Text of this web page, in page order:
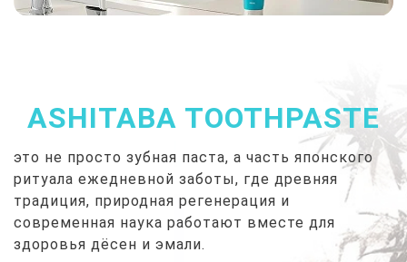
ASHITABA TOOTHPASTE
это не просто зубная паста, а часть японского
ритуала ежедневной заботы, где древняя
традиция, природная регенерация и
современная наука работают вместе для
здоровья дёсен и эмали.